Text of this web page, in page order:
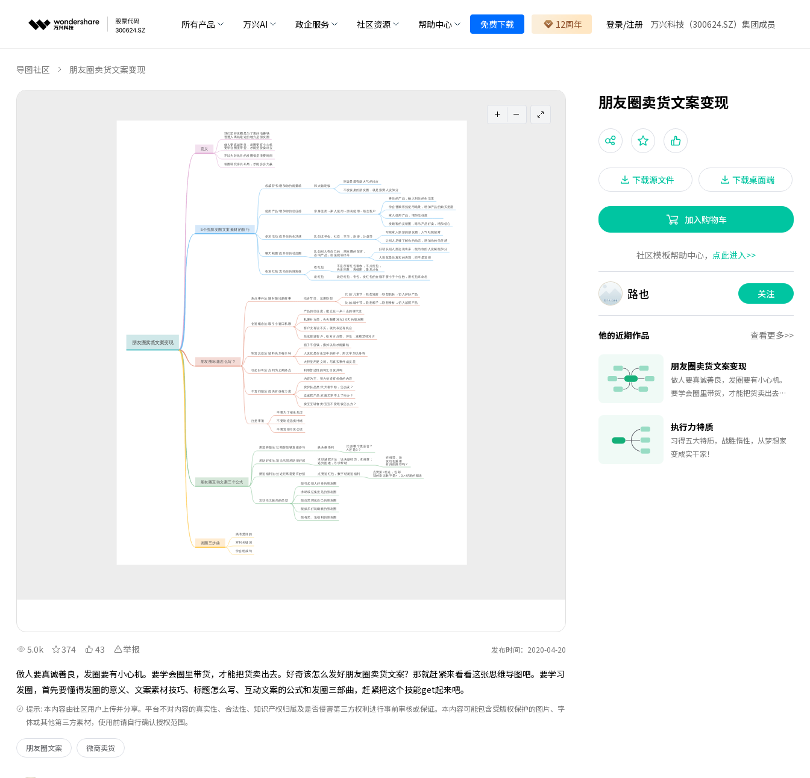
所有产品 万兴AI 政企服务 社区资源 帮助中心 免费下载 12周年 登录/注册 万兴科技（300624.SZ）集团成员
导图社区 朋友圈卖货文案变现
5.0k 374 43 举报 发布时间：2020-04-20
做人要真诚善良，发圈要有小心机。要学会圈里带货，才能把货卖出去。好奇该怎么发好朋友圈卖货文案？那就赶紧来看看这张思维导图吧。要学习
发圈，首先要懂得发圈的意义、文案素材技巧、标题怎么写、互动文案的公式和发圈三部曲，赶紧把这个技能get起来吧。
提示: 本内容由社区用户上传并分享。平台不对内容的真实性、合法性、知识产权归属及是否侵害第三方权利进行事前审核或保证。本内容可能包含受版权保护的图片、字
体或其他第三方素材，使用前请自行确认授权范围。
朋友圈文案 微商卖货
朋友圈卖货文案变现
下载源文件 下载桌面端
加入购物车
社区模板帮助中心， 点此进入>>
路也 关注
他的近期作品 查看更多>>
朋友圈卖货文案变现
做人要真诚善良，发圈要有小心机。
要学会圈里带货，才能把货卖出去。
习发圈，首先要懂得发圈的意义、文
案素材技巧、标题怎么写、互动文案
的公式和发圈三部曲，赶紧把这个技
执行力特质
习得五大特质，战胜惰性，从梦想家
变成实干家！